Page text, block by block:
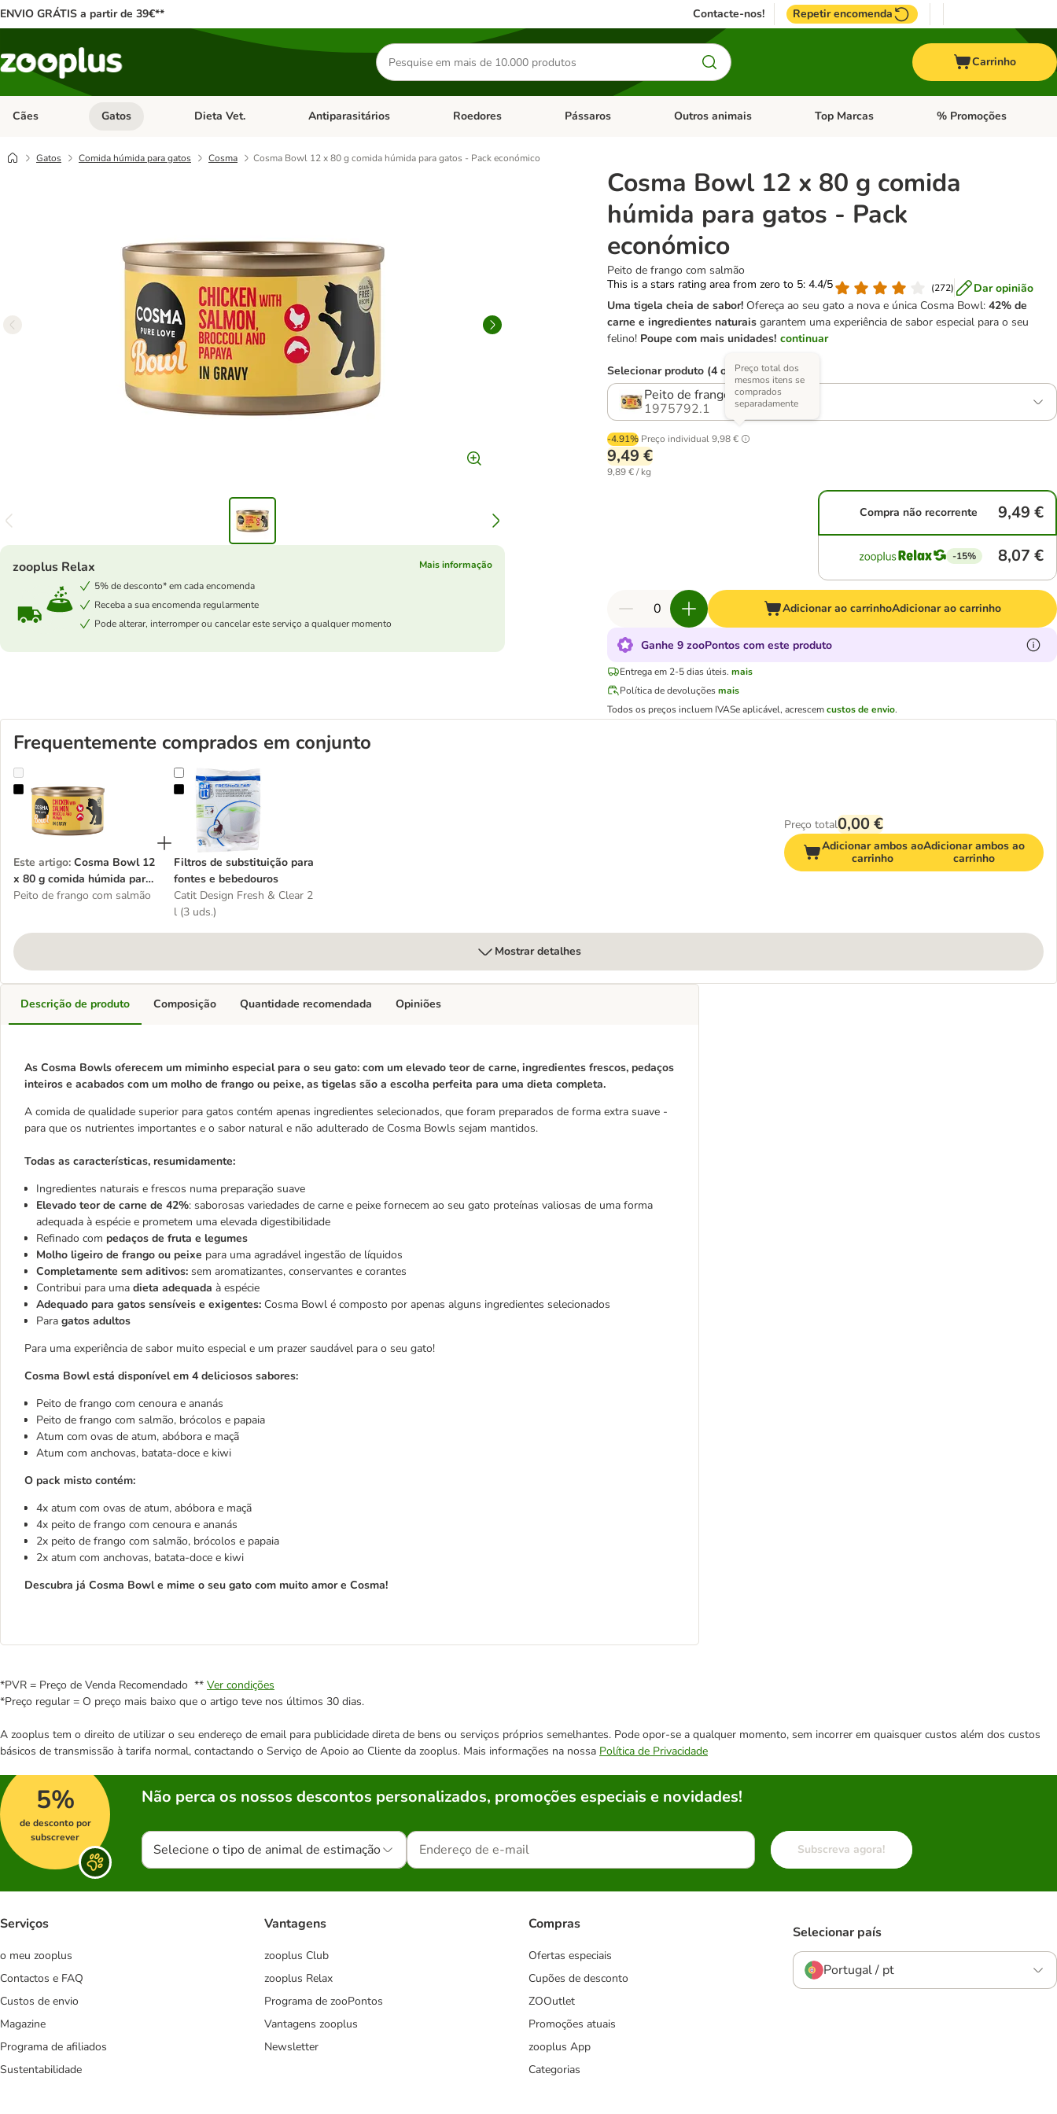
ENVIO GRÁTIS a partir de 39€** Contacte-nos! Repetir encomenda
Pesquisar
produtos
Carrinho
Cães Abrir menu de categoria: Cães
Gatos Abrir menu de categoria: Gatos
Dieta Vet. Abrir menu de categoria: Dieta Vet.
Antiparasitários Abrir menu de categoria: Antiparasitários
Roedores Abrir menu de categoria: Roedores
Pássaros Abrir menu de categoria: Pássaros
Outros animais Abrir menu de categoria: Outros animais
Top Marcas Abrir menu de categoria:
% Promoções
Gatos Comida húmida para gatos Cosma Cosma Bowl 12 x 80 g comida húmida para gatos - Pack económico
Cosma Bowl 12 x 80 g comida
húmida para gatos - Pack
económico
Peito de frango com salmão
This is a stars rating area from zero to 5: 4.4/5
(272)
Dar opinião
Uma tigela cheia de sabor! Ofereça ao seu gato a nova e única Cosma Bowl:42% de
carne e ingredientes naturais garantem uma experiência de sabor especial para o seu
felino! Poupe com mais unidades! continuar
zooplus Relax
Mais informação
5% de desconto* em cada encomenda
Receba a sua encomenda regularmente
Pode alterar, interromper ou cancelar este serviço a qualquer momento
Selecionar produto (4 opções)
Peito de frango com salmão
1975792.1
-4.91% Preço individual 9,98 €
Preço total dos
mesmos itens se
comprados
separadamente
9,49 €
9,89 € / kg
Compra não recorrente 9,49 €
-15% 8,07 €
Adicionar ao carrinhoAdicionar ao carrinho
Ganhe 9 zooPontos com este produto
Entrega em 2-5 dias úteis. mais
Política de devoluções mais
Todos os preços incluem IVASe aplicável, acrescemcustos de envio.
Frequentemente comprados em conjunto
Cosma Bowl 12 x 80 g comida húmida para gatos - Pack económico
Este artigo: Cosma Bowl 12
x 80 g comida húmida para
gatos - Pack económico
Peito de frango com salmão
Filtros de substituição para fontes e bebedouros
Filtros de substituição para
fontes e bebedouros
Catit Design Fresh & Clear 2
l (3 uds.)
Preço total0,00 €
Adicionar ambos ao
carrinho
Adicionar ambos ao
carrinho
Mostrar detalhes
Descrição de produto
As Cosma Bowls oferecem um miminho especial para o seu gato: com um elevado teor de carne, ingredientes frescos, pedaços
inteiros e acabados com um molho de frango ou peixe, as tigelas são a escolha perfeita para uma dieta completa.
A comida de qualidade superior para gatos contém apenas ingredientes selecionados, que foram preparados de forma extra suave -
para que os nutrientes importantes e o sabor natural e não adulterado de Cosma Bowls sejam mantidos.
Todas as características, resumidamente:
Ingredientes naturais e frescos numa preparação suave
Elevado teor de carne de 42%: saborosas variedades de carne e peixe fornecem ao seu gato proteínas valiosas de uma forma
adequada à espécie e prometem uma elevada digestibilidade
Refinado com pedaços de fruta e legumes
Molho ligeiro de frango ou peixe para uma agradável ingestão de líquidos
Completamente sem aditivos: sem aromatizantes, conservantes e corantes
Contribui para uma dieta adequada à espécie
Adequado para gatos sensíveis e exigentes: Cosma Bowl é composto por apenas alguns ingredientes selecionados
Para gatos adultos
Para uma experiência de sabor muito especial e um prazer saudável para o seu gato!
Cosma Bowl está disponível em 4 deliciosos sabores:
Peito de frango com cenoura e ananás
Peito de frango com salmão, brócolos e papaia
Atum com ovas de atum, abóbora e maçã
Atum com anchovas, batata-doce e kiwi
O pack misto contém:
4x atum com ovas de atum, abóbora e maçã
4x peito de frango com cenoura e ananás
2x peito de frango com salmão, brócolos e papaia
2x atum com anchovas, batata-doce e kiwi
Descubra já Cosma Bowl e mime o seu gato com muito amor e Cosma!
Composição Quantidade recomendada Opiniões
*PVR = Preço de Venda Recomendado ** Ver condições
*Preço regular = O preço mais baixo que o artigo teve nos últimos 30 dias.
A zooplus tem o direito de utilizar o seu endereço de email para publicidade direta de bens ou serviços próprios semelhantes. Pode opor-se a qualquer momento, sem incorrer em quaisquer custos além dos custos
básicos de transmissão à tarifa normal, contactando o Serviço de Apoio ao Cliente da zooplus. Mais informações na nossa Política de Privacidade
5%
de desconto por
subscrever
Não perca os nossos descontos personalizados, promoções especiais e novidades!
Selecione o tipo de animal de estimação Subscreva agora!
Serviços
o meu zooplus
Contactos e FAQ
Custos de envio
Magazine
Programa de afiliados
Sustentabilidade
Vantagens
zooplus Club
zooplus Relax
Programa de zooPontos
Vantagens zooplus
Newsletter
Compras
Ofertas especiais
Cupões de desconto
ZOOutlet
Promoções atuais
zooplus App
Categorias
Selecionar país
Portugal / pt